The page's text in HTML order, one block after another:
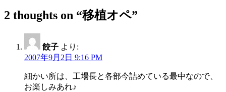
2 thoughts on “移植オペ”
餃子 より:
2007年9月2日 9:16 PM
細かい所は、工場長と各部今詰めている最中なので、
お楽しみあれ♪